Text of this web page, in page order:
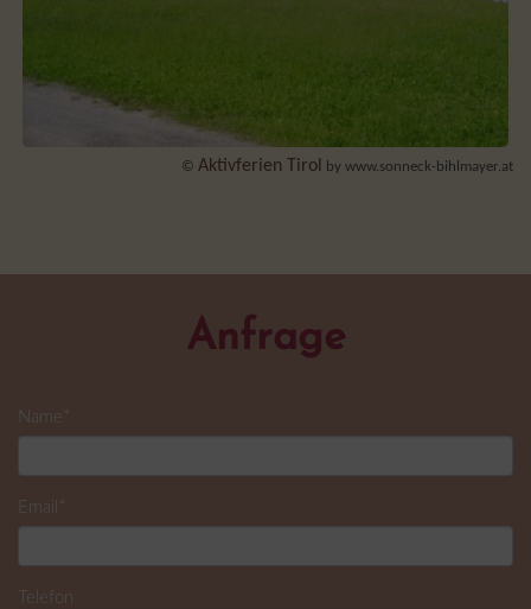
© Aktivferien Tirol by www.sonneck-bihlmayer.at
Anfrage
Name *
Email *
Telefon